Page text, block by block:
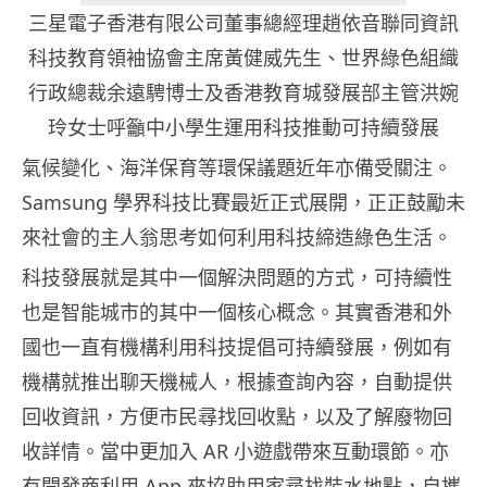
三星電子香港有限公司董事總經理趙依音聯同資訊
科技教育領袖協會主席黃健威先生、世界綠色組織
行政總裁余遠騁博士及香港教育城發展部主管洪婉
玲女士呼籲中小學生運用科技推動可持續發展
氣候變化、海洋保育等環保議題近年亦備受關注。
Samsung 學界科技比賽最近正式展開，正正鼓勵未
來社會的主人翁思考如何利用科技締造綠色生活。
科技發展就是其中一個解決問題的方式，可持續性
也是智能城市的其中一個核心概念。其實香港和外
國也一直有機構利用科技提倡可持續發展，例如有
機構就推出聊天機械人，根據查詢內容，自動提供
回收資訊，方便市民尋找回收點，以及了解廢物回
收詳情。當中更加入 AR 小遊戲帶來互動環節。亦